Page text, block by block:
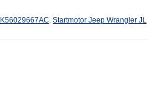
K56029667AC Startmotor Jeep Wrangler JL